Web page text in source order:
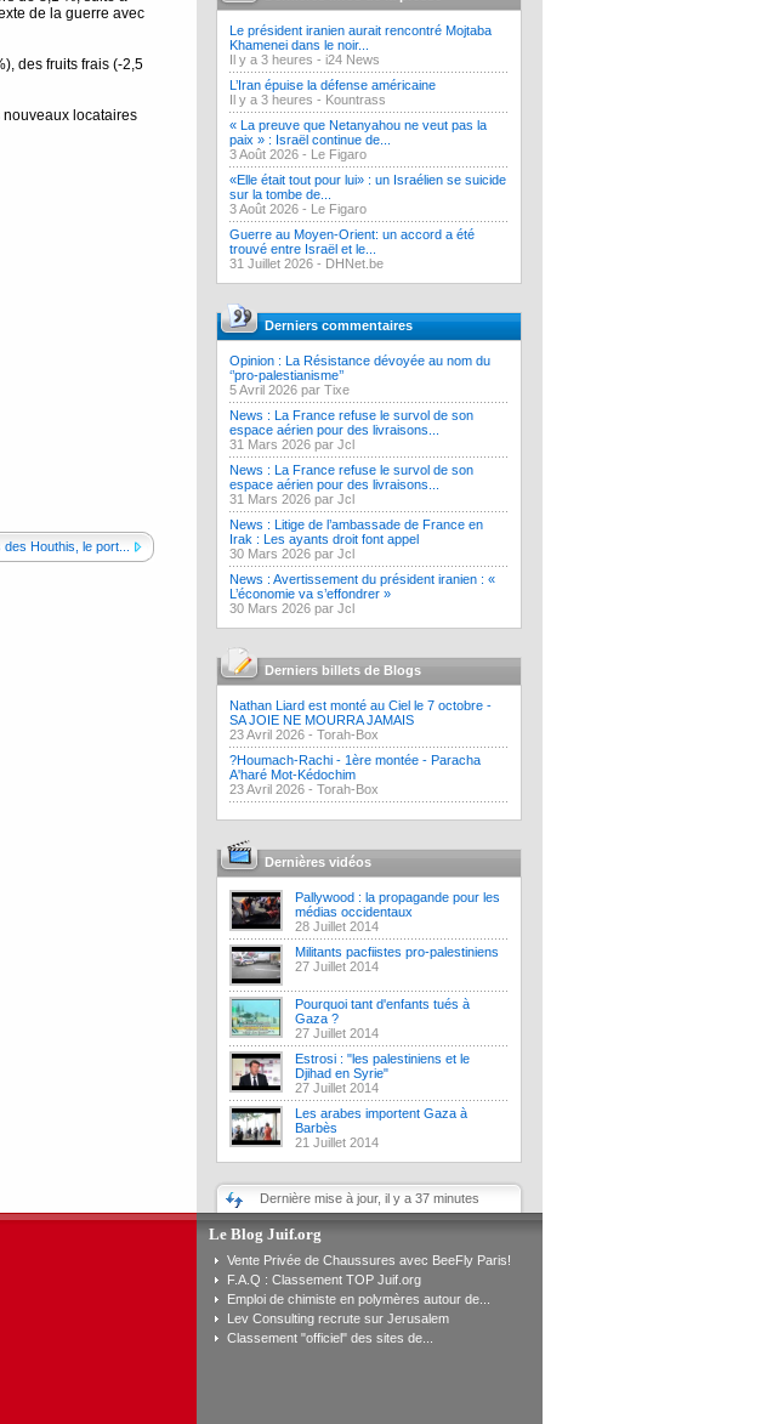
de la guerre avec
des fruits frais (-2,5
locataires
Houthis, le port...
Le président iranien aurait rencontré Mojtaba
Khamenei dans le noir...
Il y a 3 heures - i24 News
L’Iran épuise la défense américaine
Il y a 3 heures - Kountrass
« La preuve que Netanyahou ne veut pas la
paix » : Israël continue de...
3 Août 2026 - Le Figaro
«Elle était tout pour lui» : un Israélien se suicide
sur la tombe de...
3 Août 2026 - Le Figaro
Guerre au Moyen-Orient: un accord a été
trouvé entre Israël et le...
31 Juillet 2026 - DHNet.be
Derniers commentaires
Opinion : La Résistance dévoyée au nom du
‘’pro-palestianisme’’
5 Avril 2026 par Tixe
News : La France refuse le survol de son
espace aérien pour des livraisons...
31 Mars 2026 par Jcl
News : La France refuse le survol de son
espace aérien pour des livraisons...
31 Mars 2026 par Jcl
News : Litige de l’ambassade de France en
Irak : Les ayants droit font appel
30 Mars 2026 par Jcl
News : Avertissement du président iranien : «
L’économie va s’effondrer »
30 Mars 2026 par Jcl
Derniers billets de Blogs
Nathan Liard est monté au Ciel le 7 octobre -
SA JOIE NE MOURRA JAMAIS
23 Avril 2026 - Torah-Box
?Houmach-Rachi - 1ère montée - Paracha
A'haré Mot-Kédochim
23 Avril 2026 - Torah-Box
Dernières vidéos
Pallywood : la propagande pour les
médias occidentaux
28 Juillet 2014
Militants pacfiistes pro-palestiniens
27 Juillet 2014
Pourquoi tant d'enfants tués à
Gaza ?
27 Juillet 2014
Estrosi : "les palestiniens et le
Djihad en Syrie"
27 Juillet 2014
Les arabes importent Gaza à
Barbès
21 Juillet 2014
Dernière mise à jour, il y a 37 minutes
Le Blog Juif.org
Vente Privée de Chaussures avec BeeFly Paris!
F.A.Q : Classement TOP Juif.org
Emploi de chimiste en polymères autour de...
Lev Consulting recrute sur Jerusalem
Classement "officiel" des sites de...